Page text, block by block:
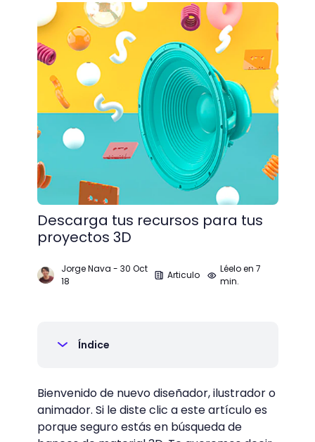
Descarga tus recursos para tus proyectos 3D
Descarga tus recursos para tus
proyectos 3D
Jorge Nava - 30 Oct
18
Articulo
Léelo en 7
min.
Índice
Bienvenido de nuevo diseñador, ilustrador o
animador. Si le diste clic a este artículo es
porque seguro estás en búsqueda de